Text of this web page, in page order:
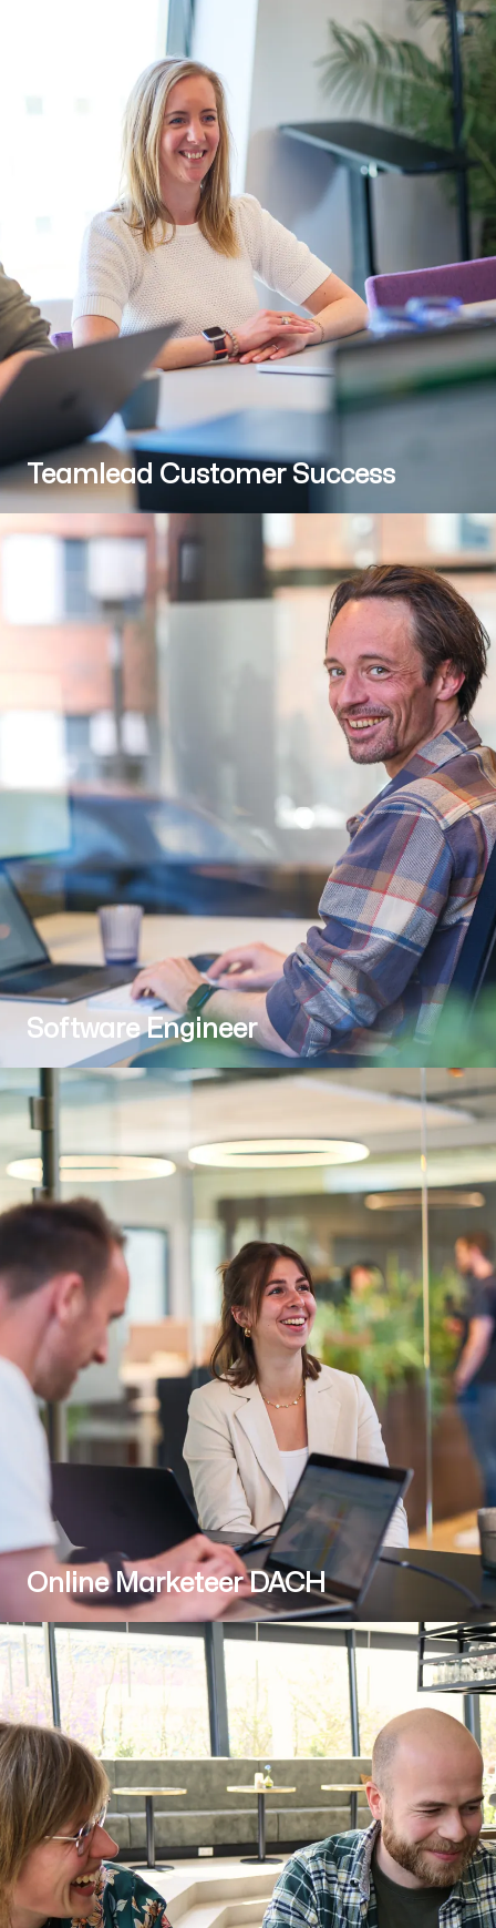
Teamlead Customer Success
Software Engineer
Online Marketeer DACH